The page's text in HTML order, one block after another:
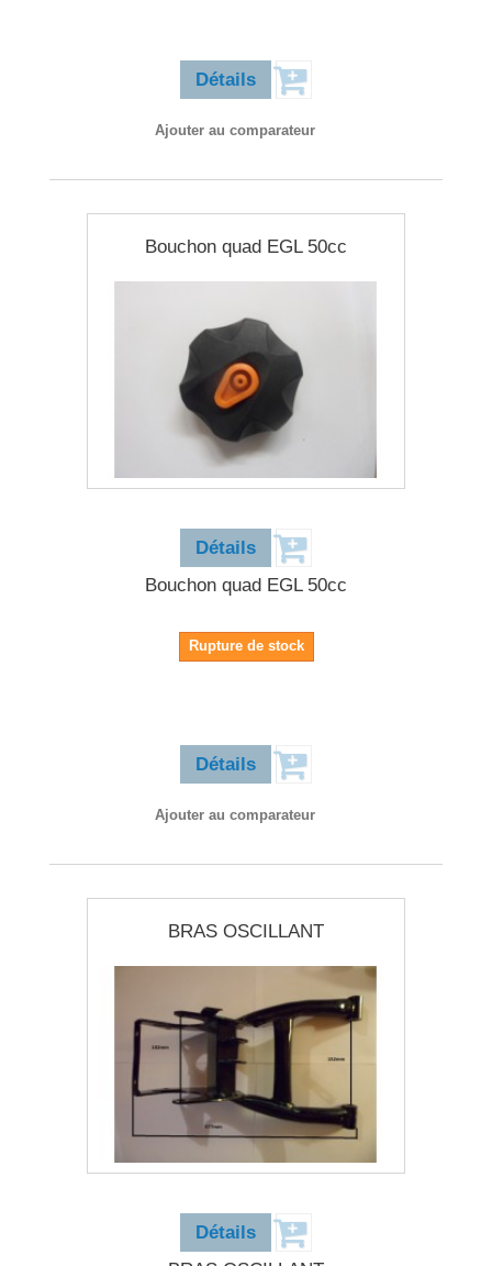
Détails
Ajouter au comparateur
Bouchon quad EGL 50cc
Détails
Bouchon quad EGL 50cc
Rupture de stock
Détails
Ajouter au comparateur
BRAS OSCILLANT
Détails